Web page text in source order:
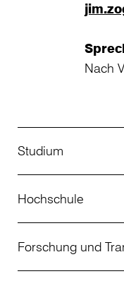
Nach
Studium
Studienangebot
Bewerbung
Hochschule
Über uns
Forschung und